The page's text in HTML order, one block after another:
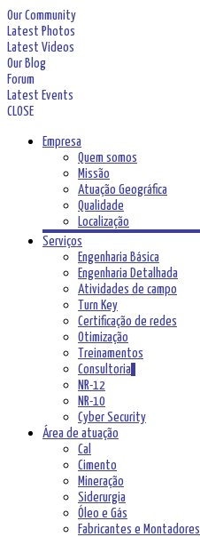
Our Community
Latest Photos
Latest Videos
Our Blog
Forum
Latest Events
CLOSE
Empresa
Quem somos
Missão
Atuação Geográfica
Qualidade
Localização
Serviços
Engenharia Básica
Engenharia Detalhada
Atividades de campo
Turn Key
Certificação de redes
Otimização
Treinamentos
Consultoria
NR-12
NR-10
Cyber Security
Área de atuação
Cal
Cimento
Mineração
Siderurgia
Óleo e Gás
Fabricantes e Montadores